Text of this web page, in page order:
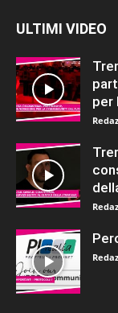
ULTIMI VIDEO
per